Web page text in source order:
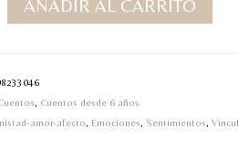
AÑADIR AL CARRITO
Cuentos desde 6 años
amor-afecto Emociones Sentimientos